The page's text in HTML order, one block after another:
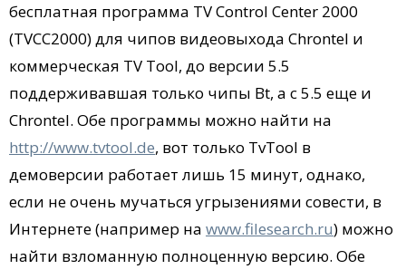
бесплатная программа TV Control Center 2000
(TVCC2000) для чипов видеовыхода Chrontel и
коммерческая TV Tool, до версии 5.5
поддерживавшая только чипы Bt, а с 5.5 еще и
Chrontel. Обе программы можно найти на
http://www.tvtool.de, вот только TvTool в
демоверсии работает лишь 15 минут, однако,
если не очень мучаться угрызениями совести, в
Интернете (например на www.filesearch.ru) можно
найти взломанную полноценную версию. Обе